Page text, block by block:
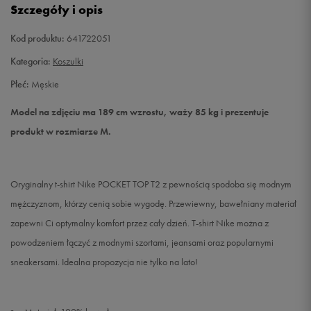
Szczegóły i opis
Kod produktu: 641722051
Kategoria: Koszulki
Płeć: Męskie
Model na zdjęciu ma 189 cm wzrostu, waży 85 kg i prezentuje
produkt w rozmiarze M.
Oryginalny t-shirt Nike POCKET TOP T2 z pewnością spodoba się modnym
mężczyznom, którzy cenią sobie wygodę. Przewiewny, bawełniany materiał
zapewni Ci optymalny komfort przez cały dzień. T-shirt Nike można z
powodzeniem łączyć z modnymi szortami, jeansami oraz popularnymi
sneakersami. Idealna propozycja nie tylko na lato!